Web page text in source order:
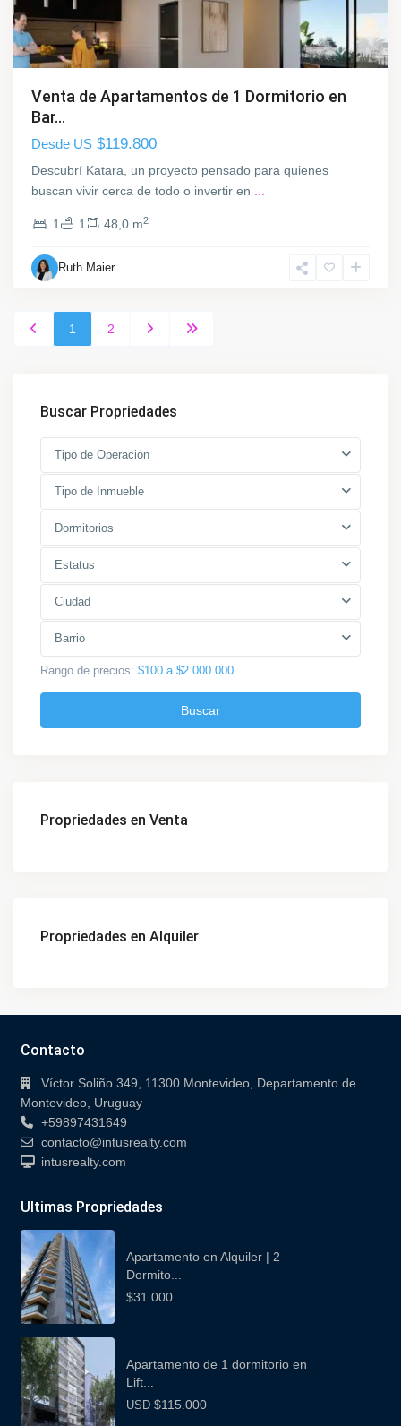
Venta de Apartamentos de 1 Dormitorio en
Bar...
Desde US $119.800
Descubrí Katara, un proyecto pensado para quienes
buscan vivir cerca de todo o invertir en
1 1 48,0 m2
Ruth Maier
1 2
Buscar Propriedades
Tipo de Operación
Tipo de Inmueble
Dormitorios
Estatus
Ciudad
Barrio
Rango de precios: $100 a $2.000.000
Buscar
Propriedades en Venta
Propriedades en Alquiler
Contacto
Víctor Soliño 349, 11300 Montevideo, Departamento de
Montevideo, Uruguay
+59897431649
contacto@intusrealty.com
intusrealty.com
Ultimas Propriedades
Apartamento en Alquiler | 2
Dormito...
$31.000
Apartamento de 1 dormitorio en
Lift...
USD$115.000